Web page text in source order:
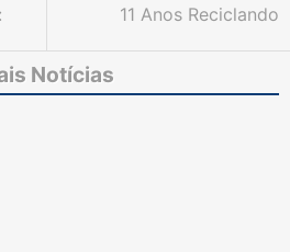
11 Anos Reciclando
contribui para
Notícias